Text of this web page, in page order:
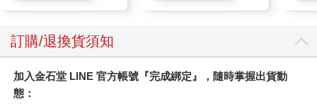
CargoLifter AG收購了這片土地，拆除了廢棄的兵舍，但保留了飛
為飛船廠的地基。
隔年夏天，工程開始了。在此之前，光是設計圖就被修改了二十
四次。這座大廠耗資一．五億馬克。10月中旬，第一道拱形結構
完成；半年後，五道拱形結構全部架設完畢，並覆蓋上了四萬平
方公尺的巨型膜布。為了安裝這些膜布，總共有一百二十個高空
訂購/退換貨須知
加入金石堂 LINE 官方帳號『完成綁定』，隨時掌握出貨動
態：